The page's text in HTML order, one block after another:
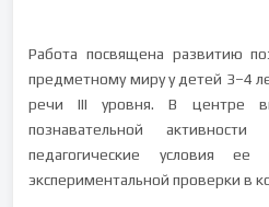
Работа посвящена развитию
предметному миру у детей 3–4
речи III уровня. В центре
познавательной
педагогические условия ее
экспериментальной проверки в